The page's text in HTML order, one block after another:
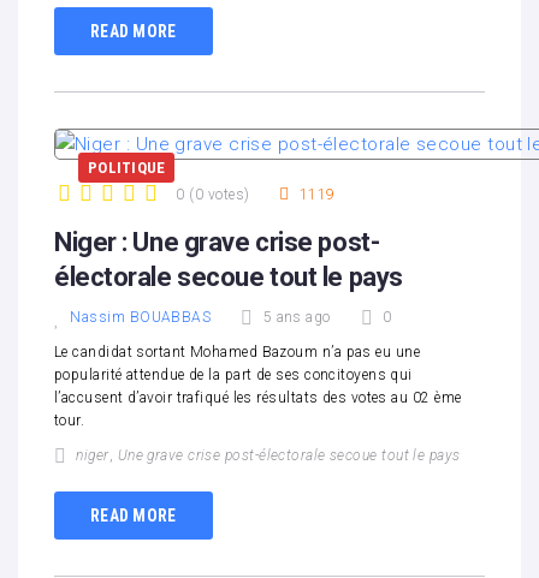
READ MORE
POLITIQUE
0 ( 0 votes) 1119
Niger : Une grave crise post-
électorale secoue tout le pays
Nassim BOUABBAS 5 ans ago 0
Le candidat sortant Mohamed Bazoum n’a pas eu une
popularité attendue de la part de ses concitoyens qui
l’accusent d’avoir trafiqué les résultats des votes au 02 ème
tour.
niger, Une grave crise post-électorale secoue tout le pays
READ MORE